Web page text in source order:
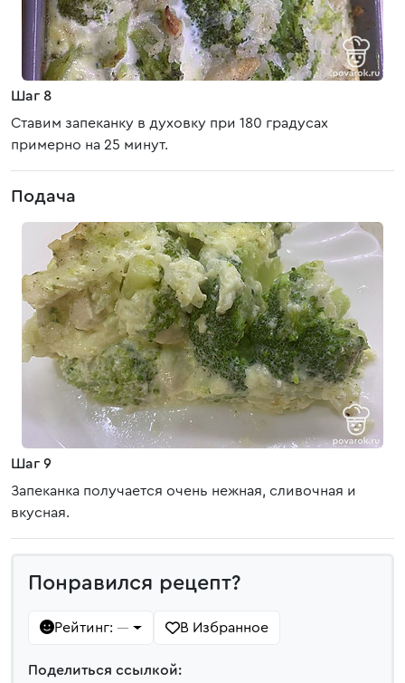
Шаг 8
Ставим запеканку в духовку при 180 градусах
примерно на 25 минут.
Подача
Шаг 9
Запеканка получается очень нежная, сливочная и
вкусная.
Понравился рецепт?
Рейтинг: — В Избранное
Поделиться ссылкой: